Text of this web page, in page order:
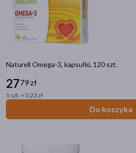
Naturell Omega-3, kapsułki, 120 szt.
2779 zł
1 szt. = 0,23 zł
Do koszyka
Układ krążenia i serce
Hemoroidy, żylaki, obrzęki
Cholesterol
Krzepnięcie krwi
(12)